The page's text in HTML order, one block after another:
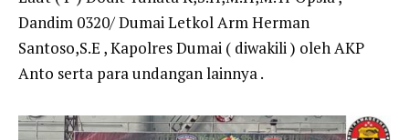
Dandim 0320/ Dumai Letkol Arm Herman
Santoso,S.E , Kapolres Dumai ( diwakili ) oleh AKP
Anto serta para undangan lainnya .